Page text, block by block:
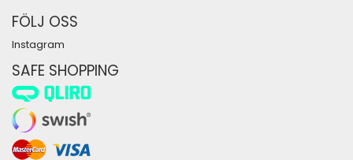
FÖLJ OSS
Instagram
SAFE SHOPPING